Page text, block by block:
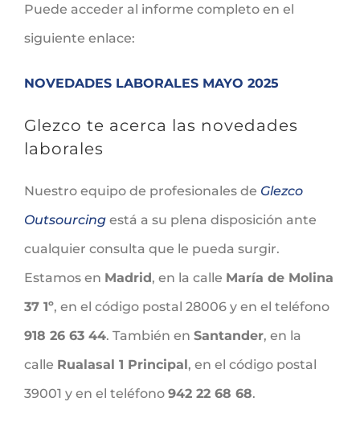
Puede acceder al informe completo en el
siguiente enlace:
NOVEDADES LABORALES MAYO 2025
Glezco te acerca las novedades
laborales
Nuestro equipo de profesionales de Glezco
Outsourcing está a su plena disposición ante
cualquier consulta que le pueda surgir.
Estamos en Madrid, en la calle María de Molina
37 1º, en el código postal 28006 y en el teléfono
918 26 63 44. También en Santander, en la
calle Rualasal 1 Principal, en el código postal
39001 y en el teléfono 942 22 68 68.